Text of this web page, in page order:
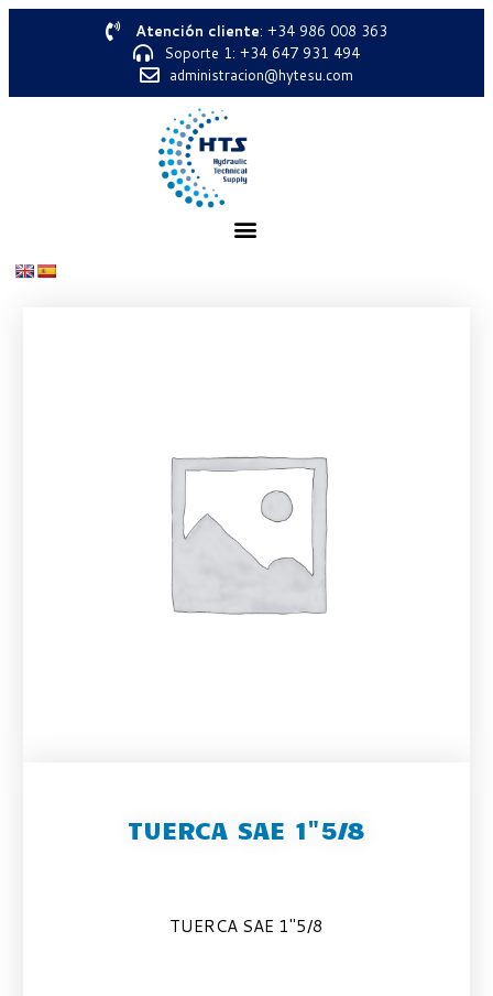
Atención cliente: +34 986 008 363
Soporte 1: +34 647 931 494
administracion@hytesu.com
TUERCA SAE 1"5/8
TUERCA SAE 1″5/8